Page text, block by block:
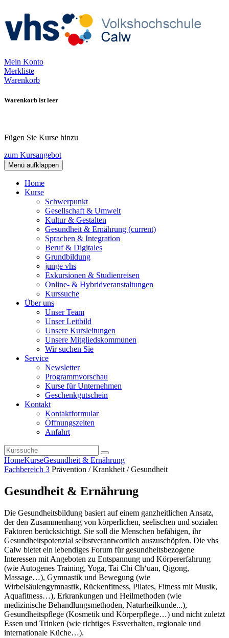
Mein Konto
Merkliste
Warenkorb
Warenkorb ist leer
Fügen Sie Kurse hinzu
zum Kursangebot
Menü aufklappen
Home
Kurse
Schwerpunkt
Gesellschaft & Umwelt
Kultur & Gestalten
Gesundheit & Ernährung (current)
Sprachen & Integration
Beruf & Digitales
Grundbildung
junge vhs
Exkursionen & Studienreisen
Online- & Hybridveranstaltungen
Kurssuche
Über uns
Unser Team
Unser Leitbild
Unsere Kursleitungen
Unsere Mitgliedskommunen
Wir suchen Sie
Service
Newsletter
Programmvorschau
Kurse für Unternehmen
Geschenkgutschein
Kontakt
Kontaktformular
Öffnungszeiten
Anfahrt
HomeKurseGesundheit & Ernährung
Fachbereich 3 Prävention / Krankheit / Gesundheit
Gesundheit & Ernährung
Die Gesundheitsbildung basiert auf einem ganzheitlichen Ansatz,
der den Zusammenhang von körperlichen, seelischen und sozialen
Faktoren berücksichtigt. Sie soll die Menschen befähigen, ihr
Gesundheitspotenzial selbstverantwortlich auszuschöpfen. Die vhs
Calw bietet ein lebendiges Forum für gesundheitsbezogene
Interessen mit Angeboten zu Entspannung und Körpererfahrung
(wie Autogenes Training, Yoga, Tai Chi Ch‘uan, Qigong,
Massage…), Gymnastik und Bewegung (wie
Wirbelsäulengymnastik, Rückenfitness, Pilates, Fitness mit Musik,
Aquafitness…), Erkrankungen und Heilmethoden (wie
medizinische Behandlungsmethoden, Naturheilkunde...),
Gesundheitspflege (Kosmetik und Körperpflege…) und nicht zuletzt
Essen und Trinken (wie richtiges Essverhalten, regionale und
internationale Küche…).